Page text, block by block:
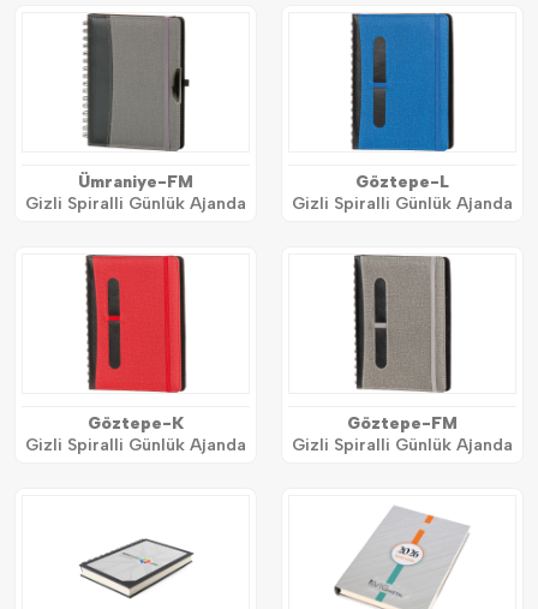
Ümraniye-FM
Gizli Spiralli Günlük Ajanda
Göztepe-L
Gizli Spiralli Günlük Ajanda
Göztepe-K
Gizli Spiralli Günlük Ajanda
Göztepe-FM
Gizli Spiralli Günlük Ajanda